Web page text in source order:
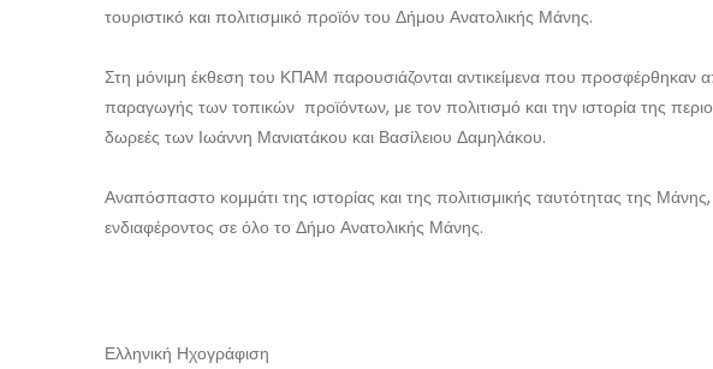
τουριστικό και πολιτισμικό προϊόν του Δήμου Ανατολικής Μάνης.
Στη μόνιμη έκθεση του ΚΠΑΜ παρουσιάζονται αντικείμενα που προσφέρθηκαν
παραγωγής των τοπικών προϊόντων, με τον πολιτισμό και την ιστορία της
δωρεές των Ιωάννη Μανιατάκου και Βασίλειου Δαμηλάκου.
Αναπόσπαστο κομμάτι της ιστορίας και της πολιτισμικής ταυτότητας της
ενδιαφέροντος σε όλο το Δήμο Ανατολικής Μάνης.
Ελληνική Ηχογράφιση